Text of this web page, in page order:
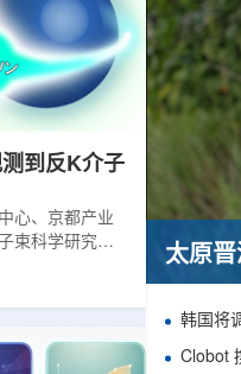
到反K介子
心、京都产业
束科学研究中
萨斯喀彻温大
首次利用光子
太原
韩国将